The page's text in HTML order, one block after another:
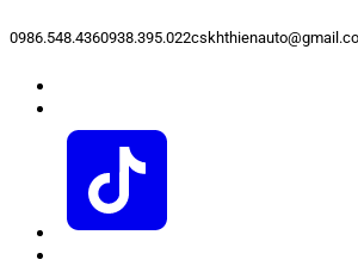
0986.548.4360938.395.022